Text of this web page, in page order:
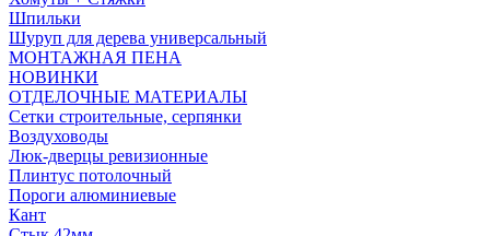
Шпильки
Шуруп для дерева универсальный
МОНТАЖНАЯ ПЕНА
НОВИНКИ
ОТДЕЛОЧНЫЕ МАТЕРИАЛЫ
Сетки строительные, серпянки
Воздуховоды
Люк-дверцы ревизионные
Плинтус потолочный
Пороги алюминиевые
Кант